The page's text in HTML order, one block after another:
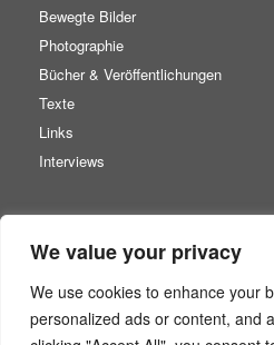
We value your privacy
We use cookies to enhance your
personalized ads or content, and
Bewegte Bilder
Photographie
Bücher & Veröffentlichungen
Texte
Links
Interviews
Startseite
Datenschutz
Impressum